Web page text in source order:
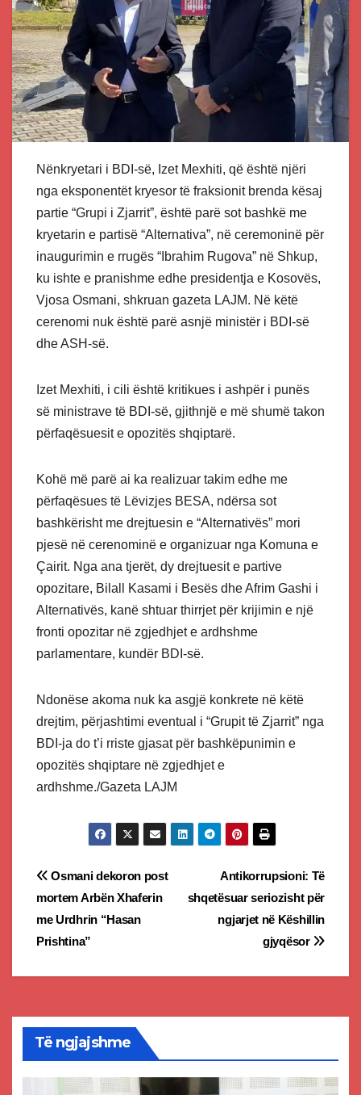
Nënkryetari i BDI-së, Izet Mexhiti, që është njëri
nga eksponentët kryesor të fraksionit brenda kësaj
partie “Grupi i Zjarrit”, është parë sot bashkë me
kryetarin e partisë “Alternativa”, në ceremoninë për
inaugurimin e rrugës “Ibrahim Rugova” në Shkup,
ku ishte e pranishme edhe presidentja e Kosovës,
Vjosa Osmani, shkruan gazeta LAJM. Në këtë
cerenomi nuk është parë asnjë ministër i BDI-së
dhe ASH-së.
Izet Mexhiti, i cili është kritikues i ashpër i punës
së ministrave të BDI-së, gjithnjë e më shumë takon
përfaqësuesit e opozitës shqiptarë.
Kohë më parë ai ka realizuar takim edhe me
përfaqësues të Lëvizjes BESA, ndërsa sot
bashkërisht me drejtuesin e “Alternativës” mori
pjesë në cerenominë e organizuar nga Komuna e
Çairit. Nga ana tjerët, dy drejtuesit e partive
opozitare, Bilall Kasami i Besës dhe Afrim Gashi i
Alternativës, kanë shtuar thirrjet për krijimin e një
fronti opozitar në zgjedhjet e ardhshme
parlamentare, kundër BDI-së.
Ndonëse akoma nuk ka asgjë konkrete në këtë
drejtim, përjashtimi eventual i “Grupit të Zjarrit” nga
BDI-ja do t’i rriste gjasat për bashkëpunimin e
opozitës shqiptare në zgjedhjet e
ardhshme./Gazeta LAJM
Post
navigation
Antikorrupsioni: Të
shqetësuar seriozisht për
ngjarjet në Këshillin
gjyqësor
Osmani dekoron post
mortem Arbën Xhaferin
me Urdhrin “Hasan
Prishtina”
Të ngjajshme